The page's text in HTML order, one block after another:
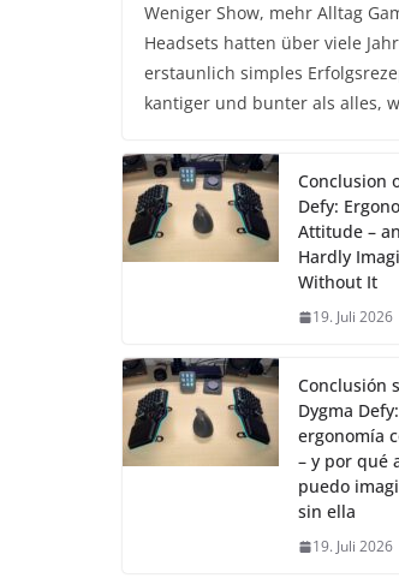
Weniger Show, mehr Alltag
Headsets hatten über viele
erstaunlich simples
kantiger und bunter als alles,
Conclusion
Defy:
Attitude –
Hardly
Without It
19. Juli 2026
Conclusión
Dygma
ergonomía
– y por qué
puedo
sin ella
19. Juli 2026